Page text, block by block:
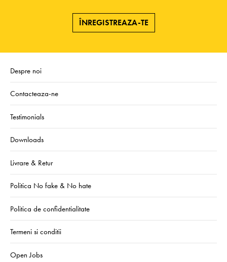
ÎNREGISTREAZA-TE
Despre noi
Contacteaza-ne
Testimonials
Downloads
Livrare & Retur
Politica No fake & No hate
Politica de confidentialitate
Termeni si conditii
Open Jobs